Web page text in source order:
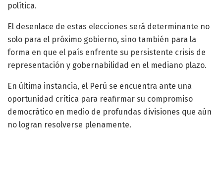
política.
El desenlace de estas elecciones será determinante no
solo para el próximo gobierno, sino también para la
forma en que el país enfrente su persistente crisis de
representación y gobernabilidad en el mediano plazo.
En última instancia, el Perú se encuentra ante una
oportunidad crítica para reafirmar su compromiso
democrático en medio de profundas divisiones que aún
no logran resolverse plenamente.